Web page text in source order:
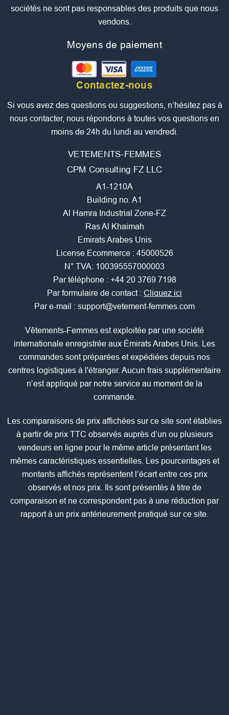
sociétés ne sont pas responsables des produits que nous
vendons.
Moyens de paiement
Contactez-nous
Si vous avez des questions ou suggestions, n’hésitez pas à
nous contacter, nous répondons à toutes vos questions en
moins de 24h du lundi au vendredi.
VETEMENTS-FEMMES
CPM Consulting FZ LLC
A1-1210A
Building no. A1
Al Hamra Industrial Zone-FZ
Ras Al Khaimah
Emirats Arabes Unis
License Ecommerce : 45000526
N° TVA: 100395557000003
Par téléphone : +44 20 3769 7198
Par formulaire de contact : Cliquez ici
Par e-mail : support@vetement-femmes.com
Vêtements-Femmes est exploitée par une société
internationale enregistrée aux Émirats Arabes Unis. Les
commandes sont préparées et expédiées depuis nos
centres logistiques à l'étranger. Aucun frais supplémentaire
n’est appliqué par notre service au moment de la
commande.
Les comparaisons de prix affichées sur ce site sont établies
à partir de prix TTC observés auprès d’un ou plusieurs
vendeurs en ligne pour le même article présentant les
mêmes caractéristiques essentielles. Les pourcentages et
montants affichés représentent l’écart entre ces prix
observés et nos prix. Ils sont présentés à titre de
comparaison et ne correspondent pas à une réduction par
rapport à un prix antérieurement pratiqué sur ce site.